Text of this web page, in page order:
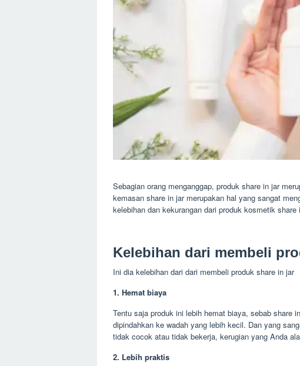
Sebagian orang menganggap, produk share in jar
kemasan share in jar merupakan hal yang sangat
kelebihan dan kekurangan dari produk kosmetik share
Kelebihan dari membeli
Ini dia kelebihan dari dari membeli produk share in jar
1. Hemat biaya
Tentu saja produk ini lebih hemat biaya, sebab share
dipindahkan ke wadah yang lebih kecil. Dan yang
tidak cocok atau tidak bekerja, kerugian yang Anda
2. Lebih praktis